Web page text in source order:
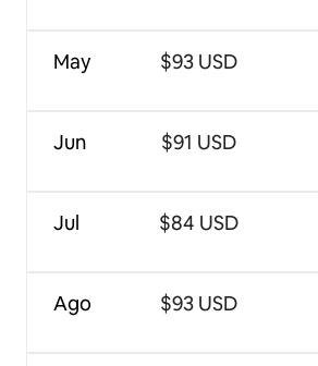
May
Jun
Jul
Ago
$93 USD
$91 USD
$84 USD
$93 USD